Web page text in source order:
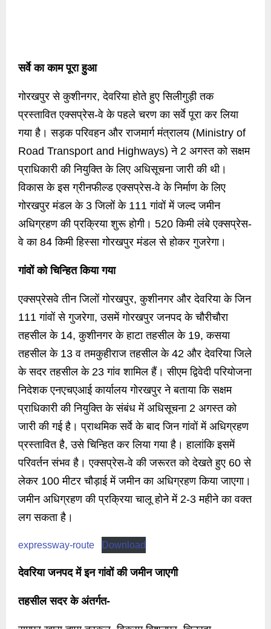
सर्वे का काम पूरा हुआ
गोरखपुर से कुशीनगर, देवरिया होते हुए सिलीगुड़ी तक
प्रस्तावित एक्सप्रेस-वे के पहले चरण का सर्वे पूरा कर लिया
गया है। सड़क परिवहन और राजमार्ग मंत्रालय (Ministry of
Road Transport and Highways) ने 2 अगस्त को सक्षम
प्राधिकारी की नियुक्ति के लिए अधिसूचना जारी की थी।
विकास के इस ग्रीनफील्ड एक्सप्रेस-वे के निर्माण के लिए
गोरखपुर मंडल के 3 जिलों के 111 गांवों में जल्द जमीन
अधिग्रहण की प्रक्रिया शुरू होगी। 520 किमी लंबे एक्सप्रेस-
वे का 84 किमी हिस्सा गोरखपुर मंडल से होकर गुजरेगा।
गांवों को चिन्हित किया गया
एक्सप्रेसवे तीन जिलों गोरखपुर, कुशीनगर और देवरिया के जिन
111 गांवों से गुजरेगा, उसमें गोरखपुर जनपद के चौरीचौरा
तहसील के 14, कुशीनगर के हाटा तहसील के 19, कसया
तहसील के 13 व तमकुहीराज तहसील के 42 और देवरिया जिले
के सदर तहसील के 23 गांव शामिल हैं। सीएम द्विवेदी परियोजना
निदेशक एनएचएआई कार्यालय गोरखपुर ने बताया कि सक्षम
प्राधिकारी की नियुक्ति के संबंध में अधिसूचना 2 अगस्त को
जारी की गई है। प्राथमिक सर्वे के बाद जिन गांवों में अधिग्रहण
प्रस्तावित है, उसे चिन्हित कर लिया गया है। हालांकि इसमें
परिवर्तन संभव है। एक्सप्रेस-वे की जरूरत को देखते हुए 60 से
लेकर 100 मीटर चौड़ाई में जमीन का अधिग्रहण किया जाएगा।
जमीन अधिग्रहण की प्रक्रिया चालू होने में 2-3 महीने का वक्त
लग सकता है।
expressway-route Download
देवरिया जनपद में इन गांवों की जमीन जाएगी
तहसील सदर के अंतर्गत-